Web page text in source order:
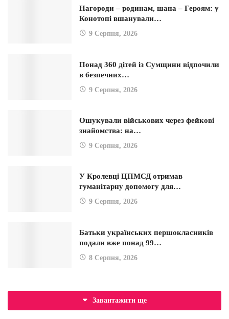
Нагороди – родинам, шана – Героям: у
Конотопі вшанували…
9 Серпня, 2026
Понад 360 дітей із Сумщини відпочили
в безпечних…
9 Серпня, 2026
Ошукували військових через фейкові
знайомства: на…
9 Серпня, 2026
У Кролевці ЦПМСД отримав
гуманітарну допомогу для…
9 Серпня, 2026
Батьки українських першокласників
подали вже понад 99…
8 Серпня, 2026
Завантажити ще